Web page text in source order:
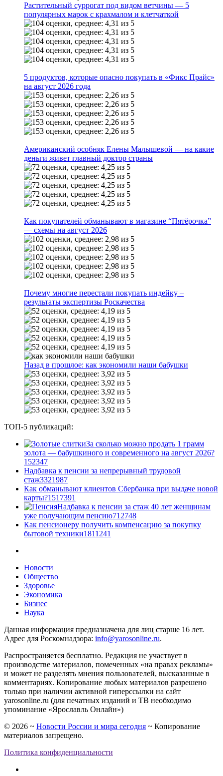
Растительный суррогат под видом ветчины — 5
популярных марок с крахмалом и клетчаткой
5 продуктов, которые опасно покупать в «Фикс Прайс»
на август 2026 года
Американский особняк Елены Малышевой — на какие
деньги живет главный доктор страны
Как покупателей обманывают в магазине “Пятёрочка”
— схемы на август 2026
Почему многие перестали покупать индейку –
результаты экспертизы Роскачества
Назад в прошлое: как экономили наши бабушки
ТОП-5 публикаций:
За сколько можно продать 1 грамм
золота — бабушкиного и современного на август 2026?
1 52347
Надбавка к пенсии за непрерывный трудовой
стаж3321987
Как обманывают клиентов Сбербанка при выдаче новой
карты?1517391
Надбавка к пенсии за стаж 40 лет женщинам
уже получающим пенсию712748
Как пенсионеру получить компенсацию за покупку
бытовой техники1811241
Новости
Общество
Здоровье
Экономика
Бизнес
Наука
Данная информация предназначена для лиц старше 16 лет.
Адрес для Роскомнадзора: info@yarosonline.ru.
Распространяется бесплатно. Редакция не участвует в
производстве материалов, помеченных «на правах рекламы»
и может не разделять мнения пользователей, высказанные в
комментариях. Копирование любых материалов разрешено
только при наличии активной гиперссылки на сайт
yarosonline.ru (для печатных изданий и ТВ необходимо
упоминание «Ярославль Онлайн»)
© 2026 ~ Новости России и мира сегодня ~ Копирование
материалов запрещено.
Политика конфиденциальности